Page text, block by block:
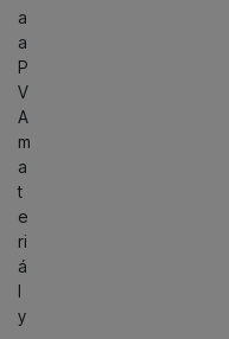
a
a
P
V
A
m
a
t
e
ri
á
l
y